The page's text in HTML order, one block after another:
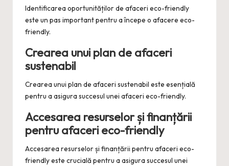
Identificarea oportunităților de afaceri eco-friendly
este un pas important pentru a începe o afacere eco-
friendly.
Crearea unui plan de afaceri
sustenabil
Crearea unui plan de afaceri sustenabil este esențială
pentru a asigura succesul unei afaceri eco-friendly.
Accesarea resurselor și finanțării
pentru afaceri eco-friendly
Accesarea resurselor și finanțării pentru afaceri eco-
friendly este crucială pentru a asigura succesul unei